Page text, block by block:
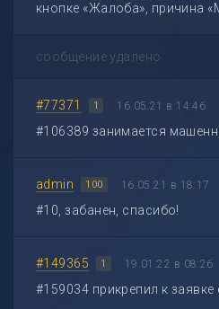
кнопке «Жалоба», причина
сообщение удалено
#77371 1 16.05.21 в 14:46
#106389 занимается
admin 100 16.05.21 в 18:17
#10, забанен, спасибо!
#149365 1 19.01.22 в 08:26
#159034 прикрепил к